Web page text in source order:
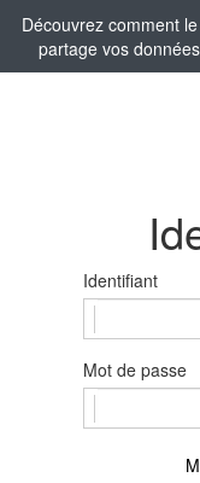
Découvrez comment
partage vos
Identifiant
Mot de passe